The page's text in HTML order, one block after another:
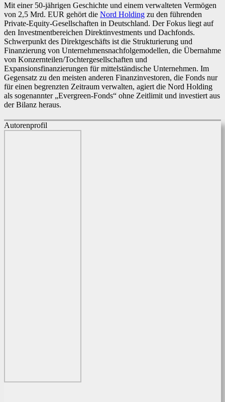
Mit einer 50-jährigen Geschichte und einem verwalteten Vermögen
von 2,5 Mrd. EUR gehört die Nord Holding zu den führenden
Private-Equity-Gesellschaften in Deutschland. Der Fokus liegt auf
den Investmentbereichen Direktinvestments und Dachfonds.
Schwerpunkt des Direktgeschäfts ist die Strukturierung und
Finanzierung von Unternehmensnachfolgemodellen, die Übernahme
von Konzernteilen/Tochtergesellschaften und
Expansionsfinanzierungen für mittelständische Unternehmen. Im
Gegensatz zu den meisten anderen Finanzinvestoren, die Fonds nur
für einen begrenzten Zeitraum verwalten, agiert die Nord Holding
als sogenannter „Evergreen-Fonds“ ohne Zeitlimit und investiert aus
der Bilanz heraus.
Autorenprofil